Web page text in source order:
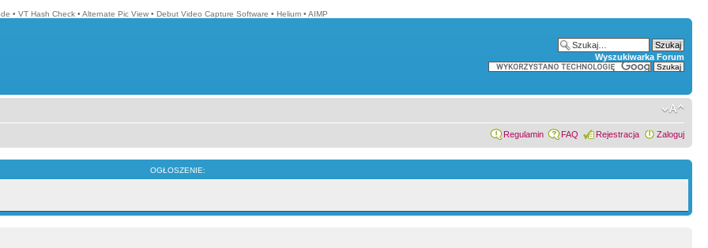
• VT Hash Check • Alternate Pic View • Debut Video Capture Software • Helium • AIMP
Wyszukiwarka Forum
Regulamin FAQ Rejestracja Zaloguj
OGŁOSZENIE: